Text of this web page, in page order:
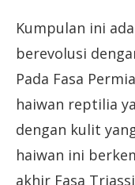
Kumpulan ini
berevolusi
Pada Fasa
haiwan reptilia
dengan kulit
haiwan ini
akhir Fasa